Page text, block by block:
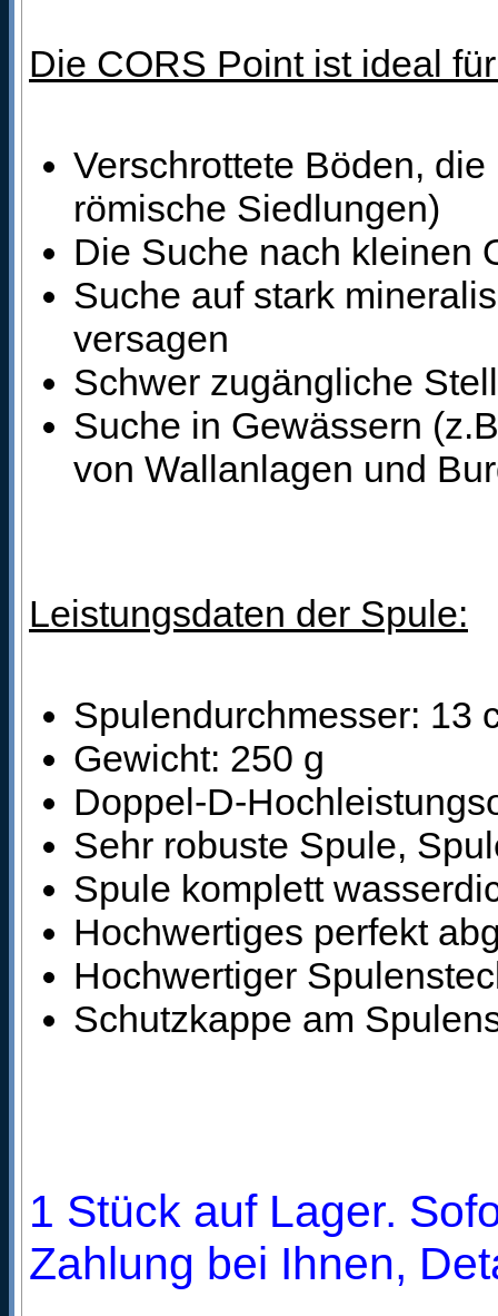
Die CORS Point ist ideal
Verschrottete Böden,
römische Siedlungen)
Die Suche nach kleinen
Suche auf stark
versagen
Schwer zugängliche
Suche in Gewässern
von Wallanlagen und
Leistungsdaten der Spule:
Spulendurchmesser: 13
Gewicht: 250 g
Doppel-D-
Sehr robuste Spule,
Spule komplett
Hochwertiges perfekt
Hochwertiger
Schutzkappe am
1 Stück auf Lager.
Zahlung bei Ihnen,